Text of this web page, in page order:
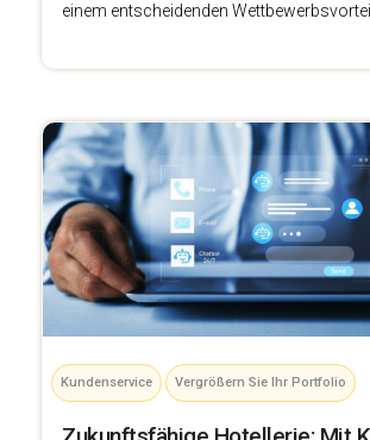
einem entscheidenden
Kundenservice Vergrößern Sie Ihr Portfolio